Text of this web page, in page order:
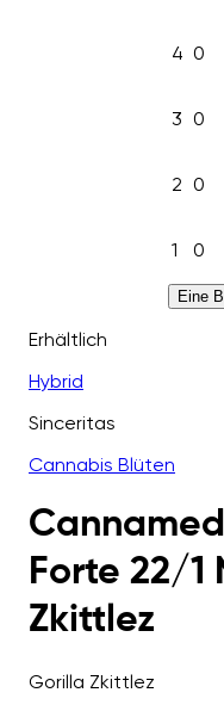
4 0
3 0
2 0
1 0
Eine
Erhältlich
Hybrid
Sinceritas
Cannabis Blüten
Forte 22/1
Zkittlez
Gorilla Zkittlez